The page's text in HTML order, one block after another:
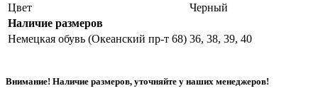
Цвет
Черный
Наличие размеров
Немецкая обувь (Океанский пр-т 68) 36, 38, 39, 40
Внимание! Наличие размеров, уточняйте у наших менеджеров!